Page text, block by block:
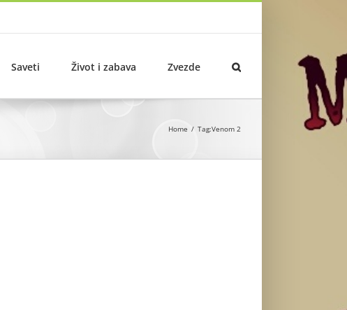
Saveti Život i zabava Zvezde
Home Tag:Venom 2